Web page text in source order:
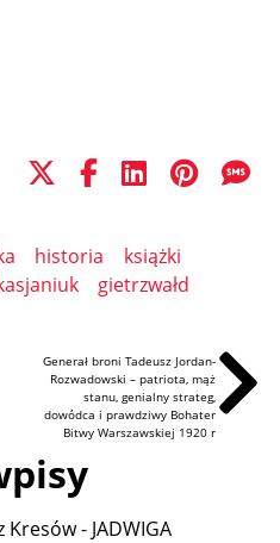
historia
książki
gietrzwałd
Generał broni Tadeusz Jordan-
Rozwadowski – patriota, mąż
stanu, genialny strateg,
dowódca i prawdziwy Bohater
Bitwy Warszawskiej 1920 r
Kresów - JADWIGA